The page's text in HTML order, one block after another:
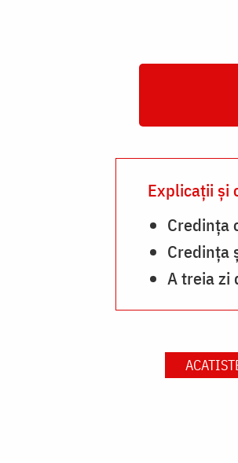
Explicații și
Credința
Credința
A treia zi